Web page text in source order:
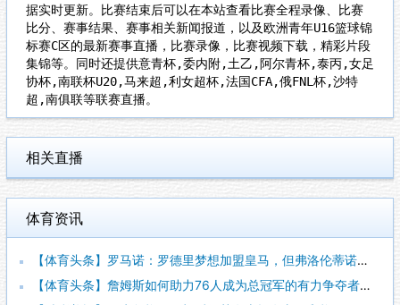
据实时更新。比赛结束后可以在本站查看比赛全程录像、比赛
比分、赛事结果、赛事相关新闻报道，以及欧洲青年U16篮球锦
标赛C区的最新赛事直播，比赛录像，比赛视频下载，精彩片段
集锦等。同时还提供意青杯,委内附,土乙,阿尔青杯,泰丙,女足
协杯,南联杯U20,马来超,利女超杯,法国CFA,俄FNL杯,沙特
超,南俱联等联赛直播。
相关直播
体育资讯
【体育头条】罗马诺：罗德里梦想加盟皇马，但弗洛伦蒂诺尚未批准
【体育头条】詹姆斯如何助力76人成为总冠军的有力争夺者？组织